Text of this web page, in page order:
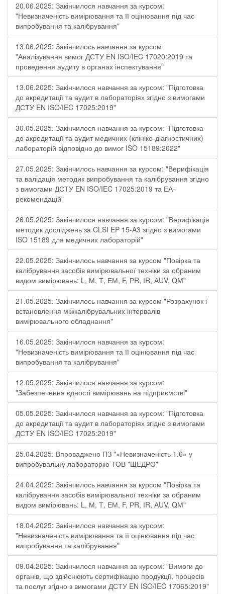
20.06.2025: Закінчилося навчання за курсом:
"Невизначеність вимірювання та її оцінювання під час
випробування та калібрування"
13.06.2025: Закінчилось навчання за курсом
"Аналізування вимог ДСТУ EN ISO/IEC 17020:2019 та
проведення аудиту в органах інспектування"
13.06.2025: Закінчилося навчання за курсом: "Підготовка
до акредитації та аудит в лабораторіях згідно з вимогами
ДСТУ EN ISO/IEC 17025:2019"
30.05.2025: Закінчилося навчання за курсом: "Підготовка
до акредитації та аудит медичних (клініко-діагностичних)
лабораторій відповідно до вимог ISO 15189:2022"
27.05.2025: Закінчилось навчання за курсом: "Верифікація
та валідація методик випробування та калібрування згідно
з вимогами ДСТУ EN ISO/IEC 17025:2019 та ЕА-
рекомендацій"
26.05.2025: Закінчилося навчання за курсом: "Верифікація
методик досліджень за CLSI EP 15-A3 згідно з вимогами
ISO 15189 для медичних лабораторій"
22.05.2025: Закінчилось навчання за курсом "Повірка та
калібрування засобів вимірювальної техніки за обраним
видом вимірювань: L, М, Т, ЕМ, F, РR, ІR, АUV, QМ"
21.05.2025: Закінчилось навчання за курсом "Розрахунок і
встановлення міжкалібрувальних інтервалів
вимірювального обладнання"
16.05.2025: Закінчилося навчання за курсом:
"Невизначеність вимірювання та її оцінювання під час
випробування та калібрування"
12.05.2025: Закінчилося навчання за курсом:
"Забезпечення єдності вимірювань на підприємстві"
05.05.2025: Закінчилося навчання за курсом: "Підготовка
до акредитації та аудит в лабораторіях згідно з вимогами
ДСТУ EN ISO/IEC 17025:2019"
25.04.2025: Впроваджено ПЗ "«Невизначеність 1.6» у
випробувальну лабораторію ТОВ "ЩЕДРО"
24.04.2025: Закінчилось навчання за курсом "Повірка та
калібрування засобів вимірювальної техніки за обраним
видом вимірювань: L, М, Т, ЕМ, F, РR, ІR, АUV, QМ"
18.04.2025: Закінчилося навчання за курсом:
"Невизначеність вимірювання та її оцінювання під час
випробування та калібрування"
09.04.2025: Закінчилося навчання за курсом: "Вимоги до
органів, що здійснюють сертифікацію продукції, процесів
та послуг згідно з вимогами ДСТУ EN ISO/IEC 17065:2019"